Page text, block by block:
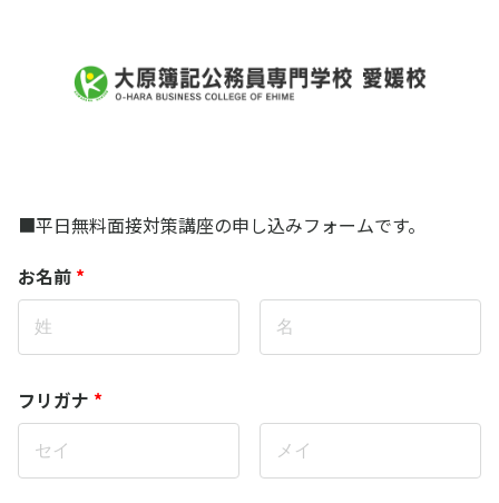
■平日無料面接対策講座の申し込みフォームです。
お名前 *
フリガナ *